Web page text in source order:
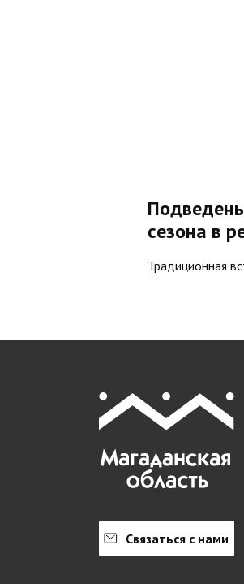
сезона в
Традиционная
Связаться с нами